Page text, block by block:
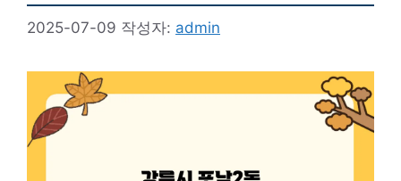
2025-07-09 작성자: admin